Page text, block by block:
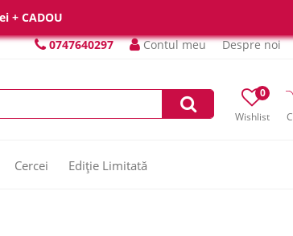
+ CADOU
0747640297
Contul meu Despre noi
Wishlist
0
Cercei Ediție Limitată